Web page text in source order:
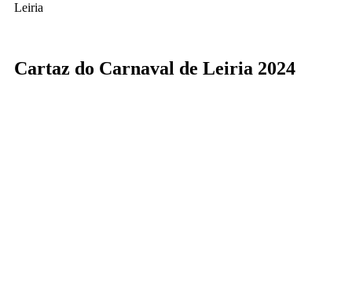
Leiria
Cartaz do Carnaval de Leiria 2024